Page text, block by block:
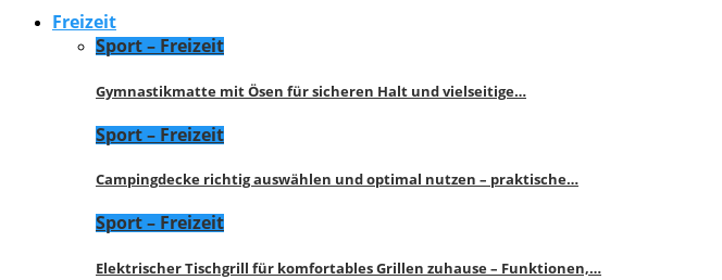
Freizeit
Sport – Freizeit
Gymnastikmatte mit Ösen für sicheren Halt und vielseitige…
Sport – Freizeit
Campingdecke richtig auswählen und optimal nutzen – praktische…
Sport – Freizeit
Elektrischer Tischgrill für komfortables Grillen zuhause – Funktionen,…